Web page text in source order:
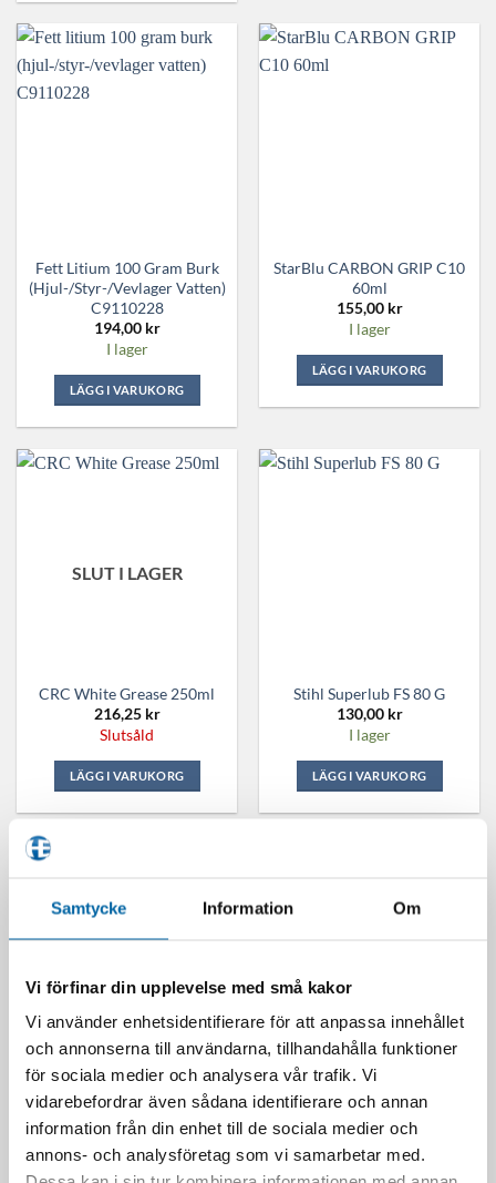
Samtycke Information Om
Vi förfinar din upplevelse med små kakor
Vi använder enhetsidentifierare för att anpassa innehållet
och annonserna till användarna, tillhandahålla funktioner
för sociala medier och analysera vår trafik. Vi
vidarebefordrar även sådana identifierare och annan
information från din enhet till de sociala medier och
annons- och analysföretag som vi samarbetar med.
Fett Litium 100 Gram Burk
(hjul-/styr-/vevlager Vatten)
C9110228
194,00 kr
I lager
LÄGG I VARUKORG
StarBlu CARBON GRIP C10
60ml
155,00 kr
I lager
LÄGG I VARUKORG
SLUT I LAGER
CRC White Grease 250ml
216,25 kr
Slutsåld
LÄGG I VARUKORG
Stihl Superlub FS 80 G
130,00 kr
I lager
LÄGG I VARUKORG
Stihl Multilub 225g
315,00 kr
I lager
LÄGG I VARUKORG
Stihl Multilub 80 G
130,00kr
I lager
LÄGG I VARUKORG